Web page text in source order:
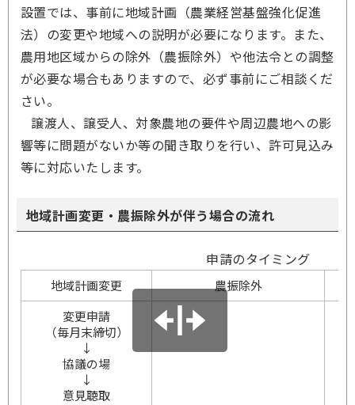
設置では、事前に地域計画（農業経営基盤強化促進
法）の変更や地域への説明が必要になります。また、
農用地区域からの除外（農振除外）や他法令との調整
が必要な場合もありますので、必ず事前にご相談くだ
さい。
譲渡人、譲受人、対象農地の要件や周辺農地への影
響等に問題がないか等の聞き取りを行い、許可見込み
等に対応いたします。
地域計画変更・農振除外が伴う場合の流れ
申請のタイミング
地域計画変更
農振除外
変更申請
（毎月末締切）
↓
協議の場
↓
意見聴取